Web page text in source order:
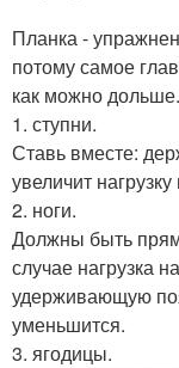
Планка -
потому самое
как можно
1. ступни.
Ставь вместе:
увеличит
2. ноги.
Должны быть
случае нагрузка
удерживающую
уменьшится.
3. ягодицы.